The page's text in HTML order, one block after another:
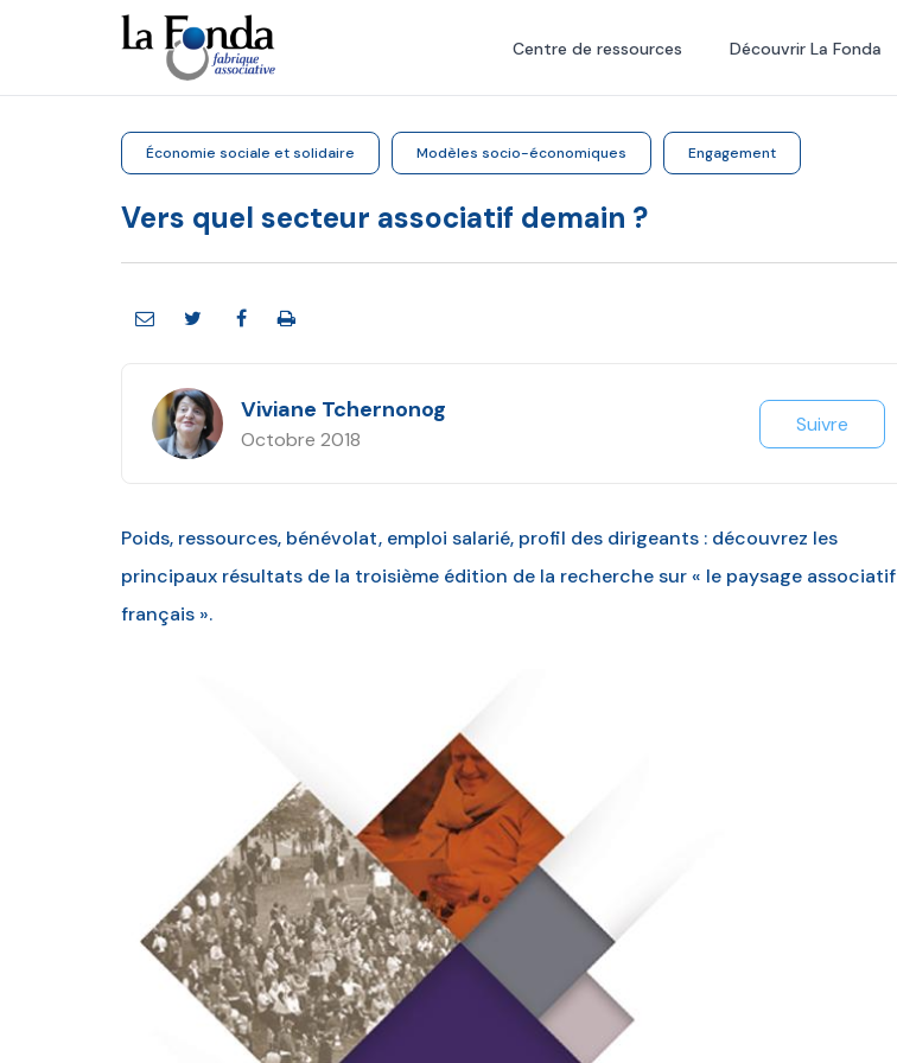
principal
Centre de ressources Découvrir La Fonda
Économie sociale et solidaire Modèles socio-économiques Engagement
Vers quel secteur associatif demain ?
Viviane Tchernonog
Octobre 2018
Suivre
Poids, ressources, bénévolat, emploi salarié, profil des dirigeants : découvrez les
principaux résultats de la troisième édition de la recherche sur « le paysage associatif
français ».